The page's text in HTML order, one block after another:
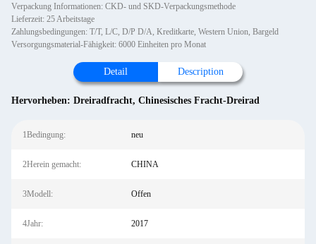
Verpackung Informationen: CKD- und SKD-Verpackungsmethode
Lieferzeit: 25 Arbeitstage
Zahlungsbedingungen: T/T, L/C, D/P D/A, Kreditkarte, Western Union, Bargeld
Versorgungsmaterial-Fähigkeit: 6000 Einheiten pro Monat
Detail Description
Hervorheben: Dreiradfracht, Chinesisches Fracht-Dreirad
1Bedingung: neu
2Herein gemacht: CHINA
3Modell: Offen
4Jahr: 2017